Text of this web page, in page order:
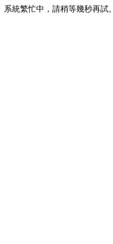
系統繁忙中，請稍等幾秒再試。